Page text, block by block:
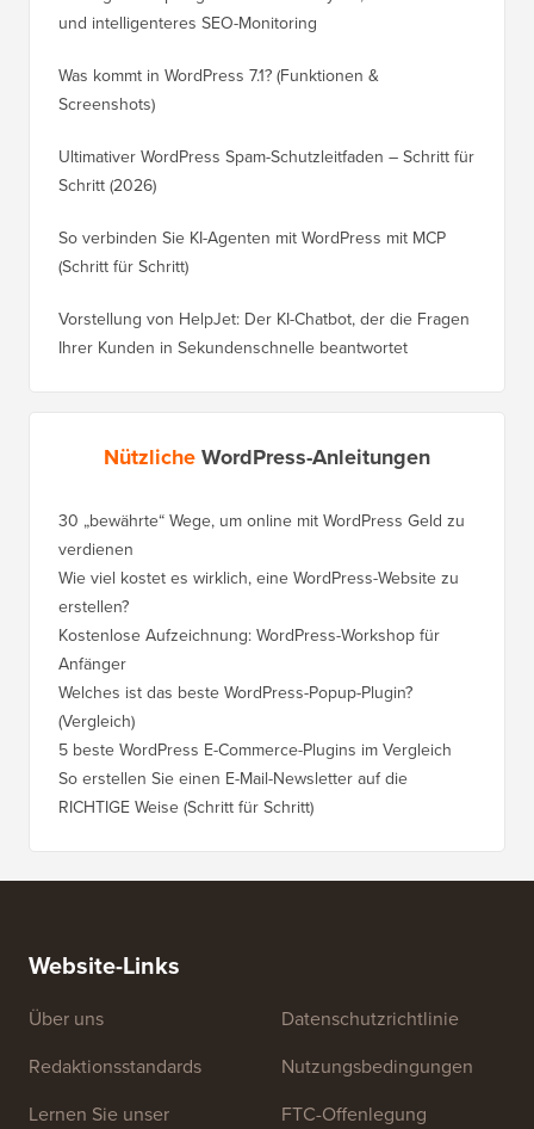
und intelligenteres SEO-Monitoring
Was kommt in WordPress 7.1? (Funktionen &
Screenshots)
Ultimativer WordPress Spam-Schutzleitfaden – Schritt für
Schritt (2026)
So verbinden Sie KI-Agenten mit WordPress mit MCP
(Schritt für Schritt)
Vorstellung von HelpJet: Der KI-Chatbot, der die Fragen
Ihrer Kunden in Sekundenschnelle beantwortet
NützlicheWordPress-Anleitungen
30 „bewährte“ Wege, um online mit WordPress Geld zu
verdienen
Wie viel kostet es wirklich, eine WordPress-Website zu
erstellen?
Kostenlose Aufzeichnung: WordPress-Workshop für
Anfänger
Welches ist das beste WordPress-Popup-Plugin?
(Vergleich)
5 beste WordPress E-Commerce-Plugins im Vergleich
So erstellen Sie einen E-Mail-Newsletter auf die
RICHTIGE Weise (Schritt für Schritt)
Website-Links
Über uns
Redaktionsstandards
Lernen Sie unser
Datenschutzrichtlinie
Nutzungsbedingungen
FTC-Offenlegung